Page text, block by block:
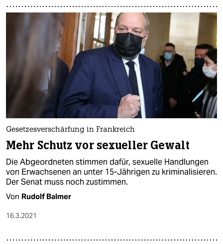
Gesetzesverschärfung in Frankreich
Mehr Schutz vor sexueller Gewalt
Die Abgeordneten stimmen dafür, sexuelle Handlungen
von Erwachsenen an unter 15-Jährigen zu kriminalisieren.
Der Senat muss noch zustimmen.
Von Rudolf Balmer
16.3.2021